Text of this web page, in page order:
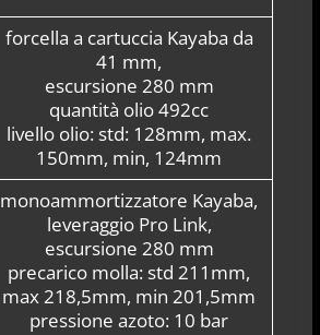
forcella a cartuccia Kayaba da
41 mm,
escursione 280 mm
quantità olio 492cc
livello olio: std: 128mm, max.
150mm, min, 124mm
monoammortizzatore Kayaba,
leveraggio Pro Link,
escursione 280 mm
precarico molla: std 211mm,
max 218,5mm, min 201,5mm
pressione azoto: 10 bar